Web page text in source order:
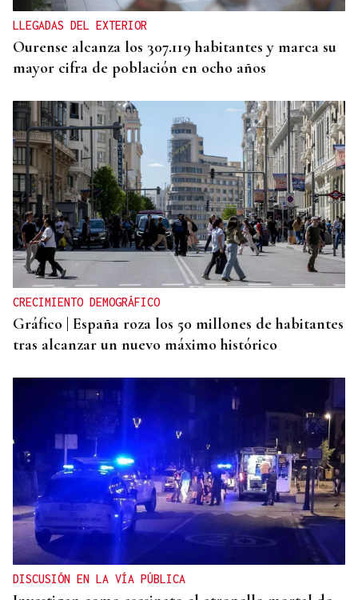
LLEGADAS DEL EXTERIOR
Ourense alcanza los 307.119 habitantes y marca su
mayor cifra de población en ocho años
CRECIMIENTO DEMOGRÁFICO
Gráfico | España roza los 50 millones de habitantes
tras alcanzar un nuevo máximo histórico
DISCUSIÓN EN LA VÍA PÚBLICA